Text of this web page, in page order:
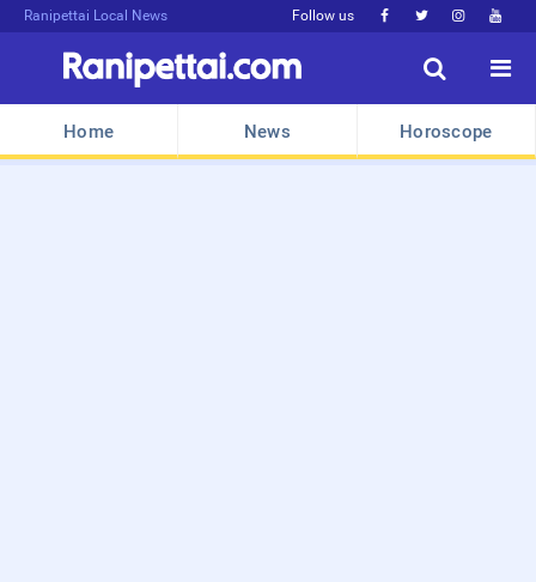
Ranipettai Local News Follow us    


Home News Horoscope